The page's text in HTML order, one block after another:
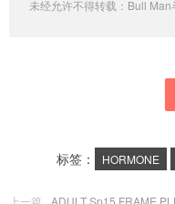
未经允许不得转载： Bull Man
标签： HORMONE